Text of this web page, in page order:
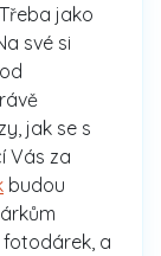
jako
své si
jak se s
Vás za
budou
a